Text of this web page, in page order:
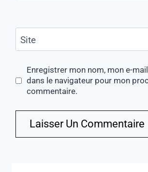
Site
Enregistrer mon nom, mon e-
dans le navigateur pour mon
commentaire.